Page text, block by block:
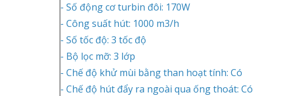
- Số động cơ turbin đôi: 170W
- Công suất hút: 1000 m3/h
- Số tốc độ: 3 tốc độ
- Bộ lọc mỡ: 3 lớp
- Chế độ khử mùi bằng than hoạt tính: Có
- Chế độ hút đẩy ra ngoài qua ống thoát: Có